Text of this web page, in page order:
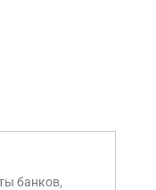
банков,